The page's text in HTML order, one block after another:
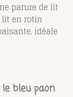
parure de lit
lit en rotin
idéale
bleu paon